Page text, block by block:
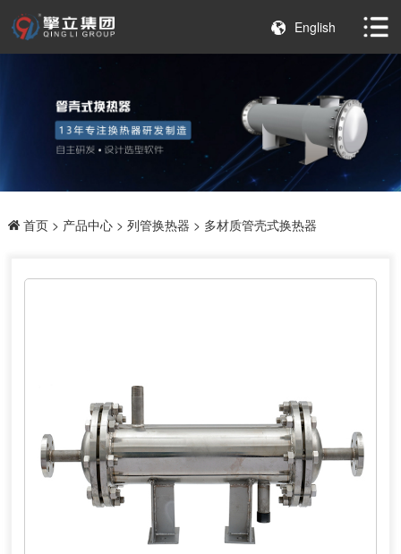
English
首页> 产品中心> 列管换热器 > 多材质管壳式换热器